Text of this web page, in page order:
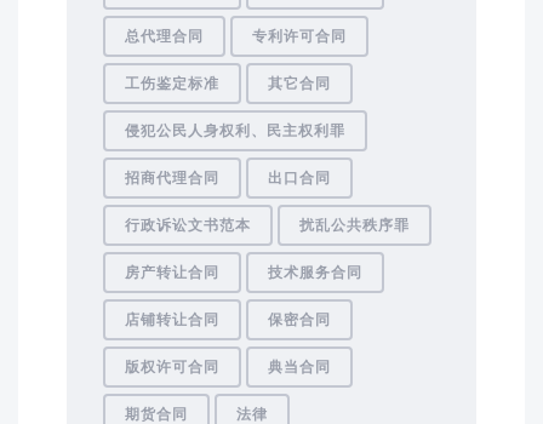
总代理合同 专利许可合同
工伤鉴定标准 其它合同
侵犯公民人身权利、民主权利罪
招商代理合同 出口合同
行政诉讼文书范本 扰乱公共秩序罪
房产转让合同 技术服务合同
店铺转让合同 保密合同
版权许可合同 典当合同
期货合同 法律